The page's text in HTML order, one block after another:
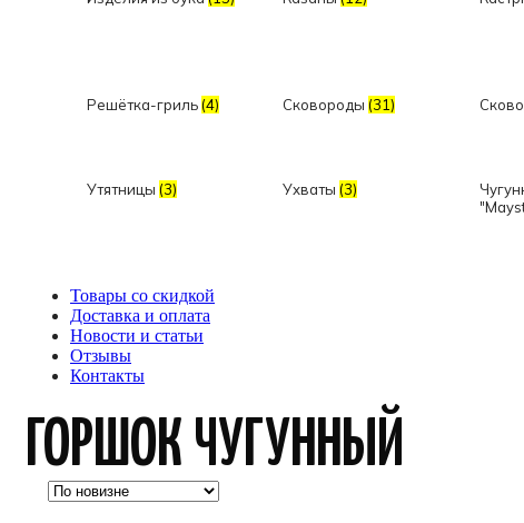
Решётка-гриль (4) Сковороды (31)
Утятницы (3) Ухваты (3)
Товары со скидкой
Доставка и оплата
Новости и статьи
Отзывы
Контакты
ГОРШОК ЧУГУННЫЙ